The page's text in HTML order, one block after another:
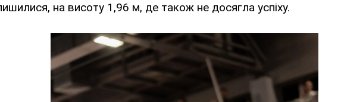
на висоту 1,96 м, де також не досягла успіху.